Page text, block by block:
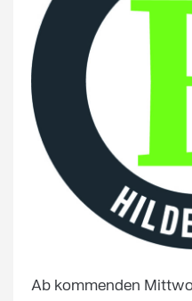
Ab kommenden